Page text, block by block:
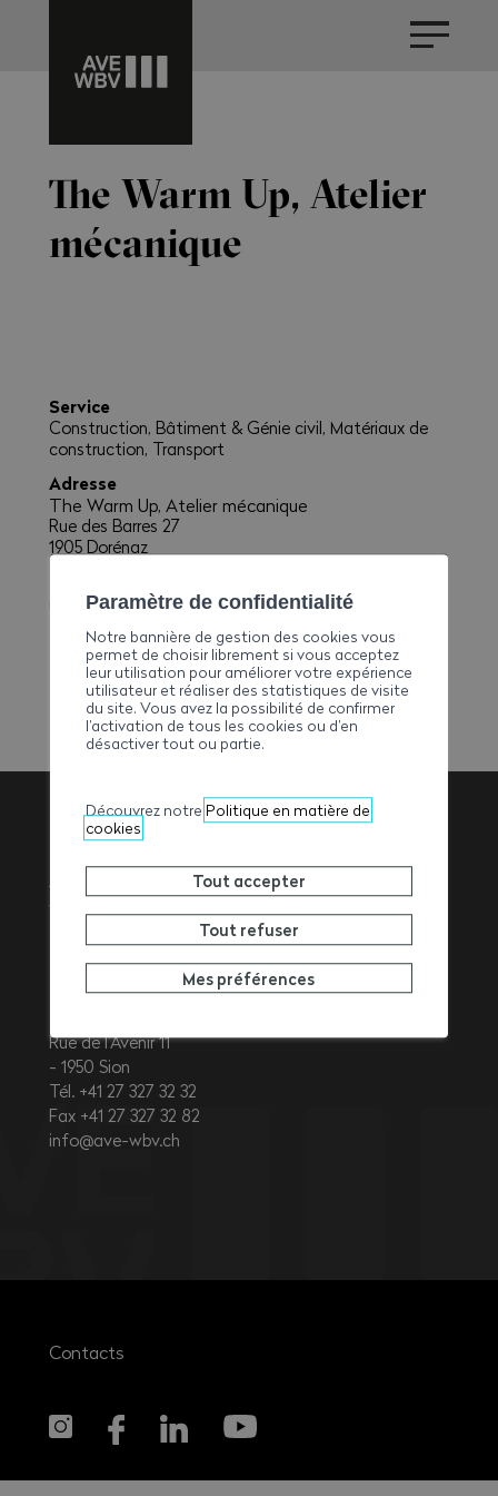
The Warm Up, Atelier
mécanique
Service
Construction, Bâtiment & Génie civil, Matériaux de
construction, Transport
Adresse
The Warm Up, Atelier mécanique
Rue des Barres 27
1905 Dorénaz
r.terrassement@netplus.ch
+41275658308
Association
Valaisanne des
Entrepreneurs
Rue de l’Avenir 11
1950 Sion
Tél. +41 27 327 32 32
Fax +41 27 327 32 82
info@ave-wbv.ch
Contacts
Paramètre de confidentialité
Notre bannière de gestion des cookies vous
permet de choisir librement si vous acceptez
leur utilisation pour améliorer votre expérience
utilisateur et réaliser des statistiques de visite
du site. Vous avez la possibilité de confirmer
l’activation de tous les cookies ou d’en
désactiver tout ou partie.
Découvrez notre Politique en matière de
cookies
Tout accepter
Tout refuser
Mes préférences